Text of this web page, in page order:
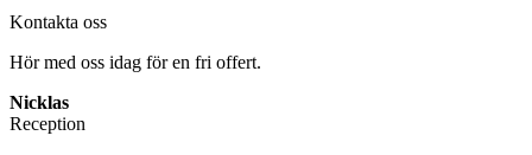
Kontakta oss
Hör med oss idag för en fri offert.
Nicklas
Reception